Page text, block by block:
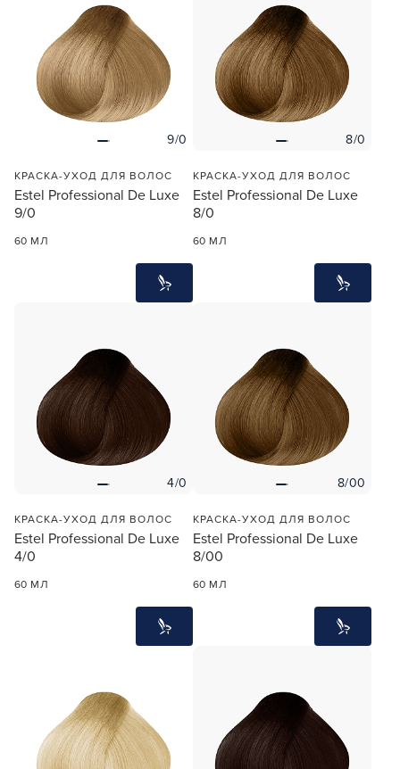
9/0
КРАСКА-УХОД ДЛЯ ВОЛОС
Estel Professional De Luxe
9/0
60 МЛ
8/0
КРАСКА-УХОД ДЛЯ ВОЛОС
Estel Professional De Luxe
8/0
60 МЛ
4/0
КРАСКА-УХОД ДЛЯ ВОЛОС
Estel Professional De Luxe
4/0
60 МЛ
8/00
КРАСКА-УХОД ДЛЯ ВОЛОС
Estel Professional De Luxe
8/00
60 МЛ